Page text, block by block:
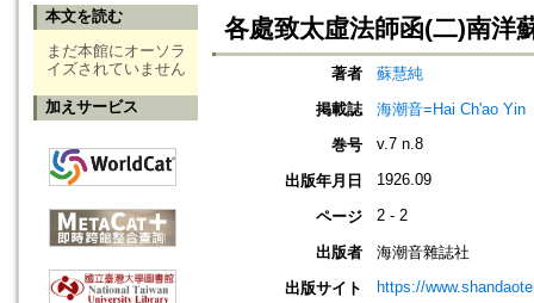
本文を読む
まだ本館にオーソラ
イズされていません
加えサービス
各處致太虛法師函(二)南洋
著者
蘇慧純
掲載誌
海潮音=Hai Ch'ao Yin
巻号
v.7 n.8
出版年月日 1926.09
ページ 2 - 2
出版者
海潮音雜誌社
出版サイト
https://